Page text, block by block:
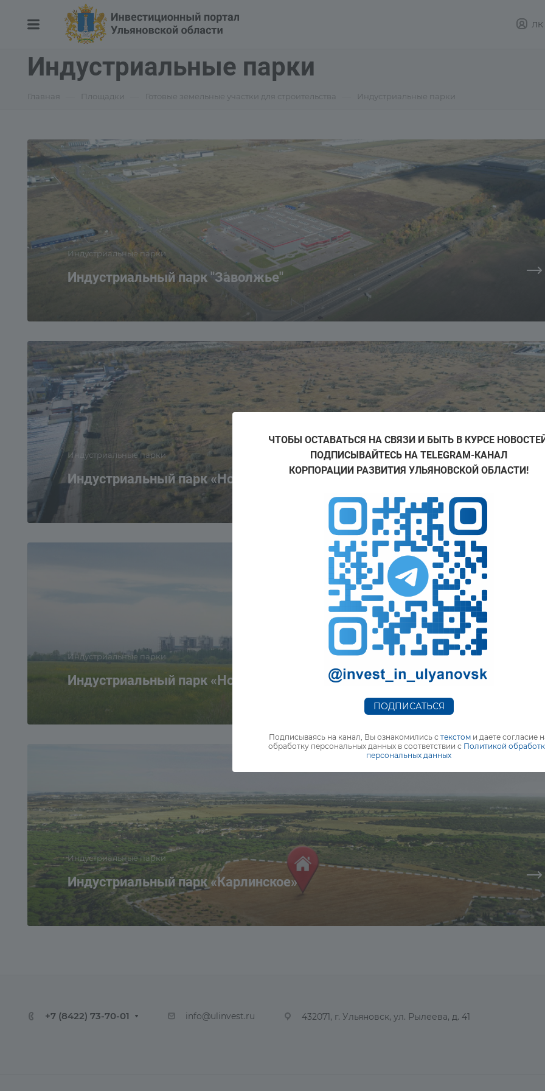
Индустриальные парки
Главная Площадки Готовые земельные участки для строительства Индустриальные парки
Индустриальные парки
Индустриальный парк "Заволжье"
Индустриальные парки
Индустриальный парк «Новоульяновск»
Индустриальные парки
Индустриальный парк «Новоспасское»
Индустриальные парки
Индустриальный парк «Карлинское»
+7 (8422) 73-70-01 info@ulinvest.ru 432071, г. Ульяновск, ул. Рылеева, д. 41
ЧТОБЫ ОСТАВАТЬСЯ НА СВЯЗИ И БЫТЬ В КУРСЕ
ПОДПИСЫВАЙТЕСЬ НА TELEGRAM-КАНАЛ
КОРПОРАЦИИ РАЗВИТИЯ УЛЬЯНОВСКОЙ ОБЛАСТИ!
ПОДПИСАТЬСЯ
Подписываясь на канал, Вы ознакомились с текстом и даете согласие
обработку персональных данных в соответствии с Политикой
персональных данных